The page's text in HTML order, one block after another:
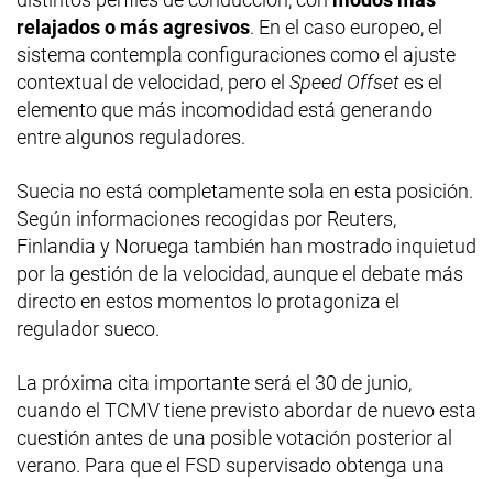
relajados o más agresivos. En el caso europeo, el
sistema contempla configuraciones como el ajuste
contextual de velocidad, pero el Speed Offsetes el
elemento que más incomodidad está generando
entre algunos reguladores.
Suecia no está completamente sola en esta posición.
Según informaciones recogidas por Reuters,
Finlandia y Noruega también han mostrado inquietud
por la gestión de la velocidad, aunque el debate más
directo en estos momentos lo protagoniza el
regulador sueco.
La próxima cita importante será el 30 de junio,
cuando el TCMV tiene previsto abordar de nuevo esta
cuestión antes de una posible votación posterior al
verano. Para que el FSD supervisado obtenga una